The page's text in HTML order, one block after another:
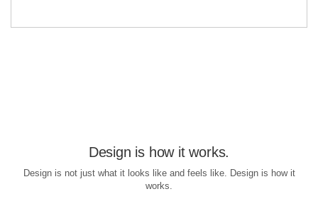
Design is how it works.
Design is not just what it looks like and feels like. Design is how it
works.